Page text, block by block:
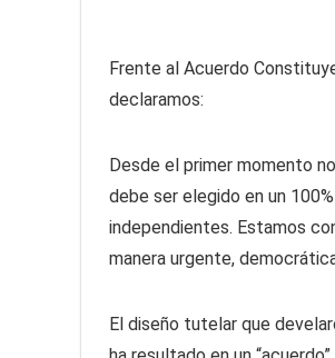
Frente al Acuerdo
declaramos:
Desde el primer momento
debe ser elegido en un
independientes. Estamos
manera urgente,
El diseño tutelar que